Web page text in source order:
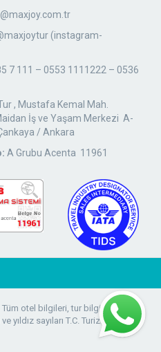
(instagram-
7 111 – 0553 1111222 – 0536
, Mustafa Kemal Mah.
İş ve Yaşam Merkezi A-
/ Ankara
A Grubu Acenta 11961
otel bilgileri, tur bilgileri ve
sayıları T.C. Turizm